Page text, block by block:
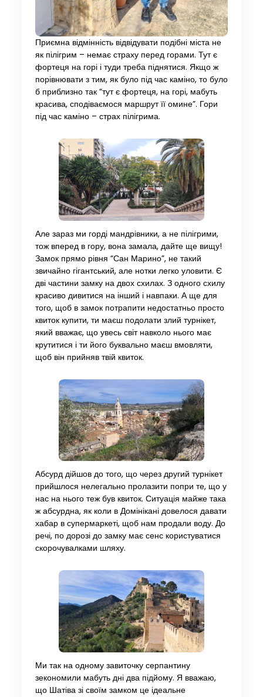
Приємна відмінність відвідувати подібні міста не
як пілігрим – немає страху перед горами. Тут є
фортеця на горі і туди треба піднятися. Якщо ж
порівнювати з тим, як було під час каміно, то було
б приблизно так “тут є фортеця, на горі, мабуть
красива, сподіваємося маршрут її омине”. Гори
під час каміно – страх пілігрима.
Але зараз ми горді мандрівники, а не пілігрими,
тож вперед в гору, вона замала, дайте ще вищу!
Замок прямо рівня “Сан Марино”, не такий
звичайно гігантський, але нотки легко уловити. Є
дві частини замку на двох схилах. З одного схилу
красиво дивитися на інший і навпаки. А ще для
того, щоб в замок потрапити недостатньо просто
квиток купити, ти маєш подолати злий турнікет,
який вважає, що увесь світ навколо нього має
крутитися і ти його буквально маєш вмовляти,
щоб він прийняв твій квиток.
Абсурд дійшов до того, що через другий турнікет
прийшлося нелегально пролазити попри те, що у
нас на нього теж був квиток. Ситуація майже така
ж абсурдна, як коли в Домінікані довелося давати
хабар в супермаркеті, щоб нам продали воду. До
речі, по дорозі до замку має сенс користуватися
скорочувалками шляху.
Ми так на одному завиточку серпантину
зекономили мабуть дні два підйому. Я вважаю,
що Шатіва зі своїм замком це ідеальне